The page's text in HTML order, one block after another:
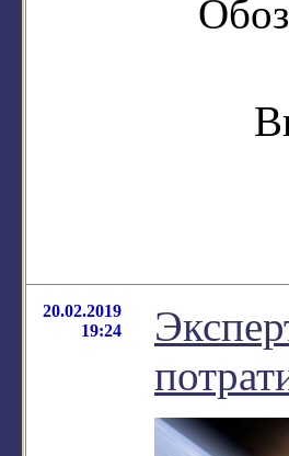
20.02.2019
19:24